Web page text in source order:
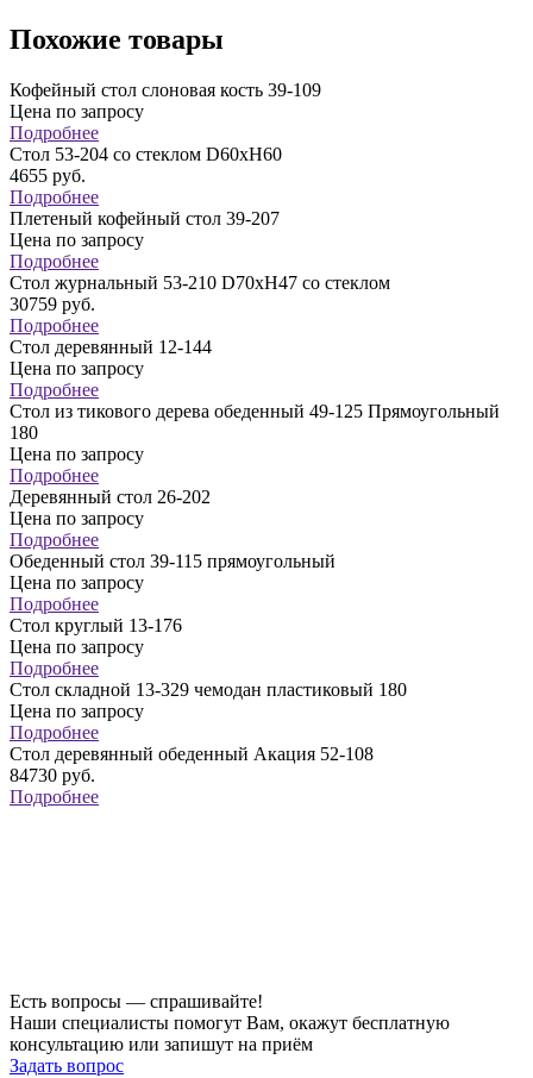
Похожие товары
Кофейный стол слоновая кость 39-109
Цена по запросу
Подробнее
Стол 53-204 со стеклом D60хН60
4655 руб.
Подробнее
Плетеный кофейный стол 39-207
Цена по запросу
Подробнее
Стол журнальный 53-210 D70xH47 со стеклом
30759 руб.
Подробнее
Стол деревянный 12-144
Цена по запросу
Подробнее
Стол из тикового дерева обеденный 49-125 Прямоугольный
180
Цена по запросу
Подробнее
Деревянный стол 26-202
Цена по запросу
Подробнее
Обеденный стол 39-115 прямоугольный
Цена по запросу
Подробнее
Стол круглый 13-176
Цена по запросу
Подробнее
Стол складной 13-329 чемодан пластиковый 180
Цена по запросу
Подробнее
Стол деревянный обеденный Акация 52-108
84730 руб.
Подробнее
Есть вопросы — спрашивайте!
Наши специалисты помогут Вам, окажут бесплатную
консультацию или запишут на приём
Задать вопрос